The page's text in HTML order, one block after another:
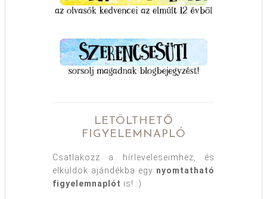
LETÖLTHETŐ
FIGYELEMNAPLÓ
Csatlakozz a hírleveleseimhez, és
elküldök ajándékba egy nyomtatható
figyelemnaplót is! :)